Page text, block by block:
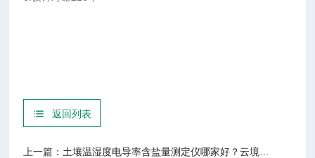
返回列表
上一篇： 土壤温湿度电导率含盐量测定仪哪家好？云境天合五参数同测，一台顶五台